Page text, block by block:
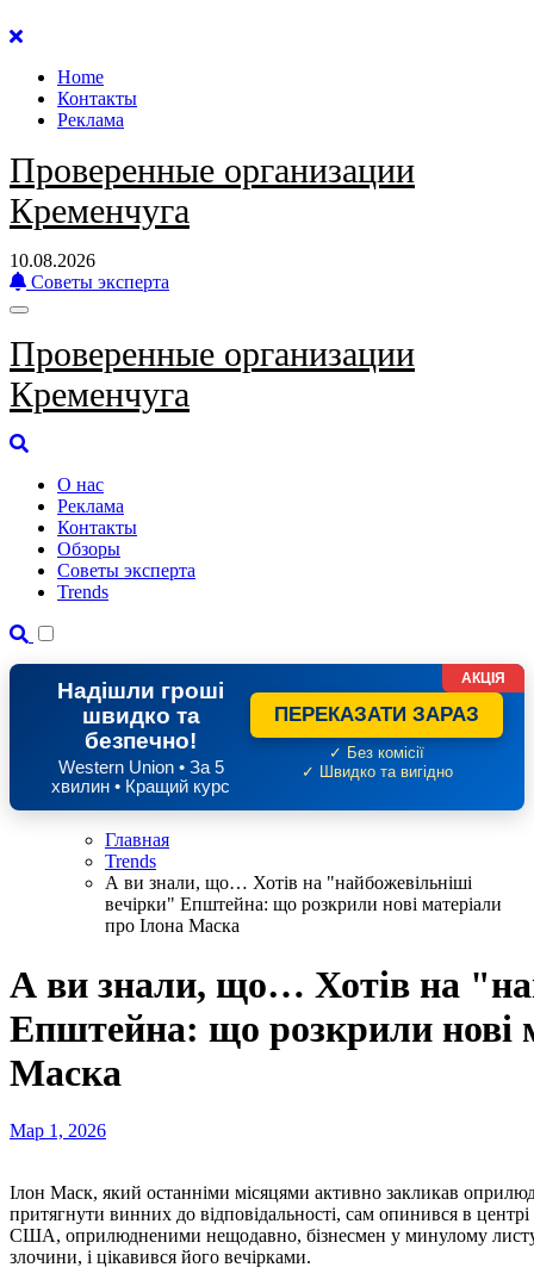
Перейти
содержанию
Home
Контакты
Реклама
Проверенные организации
Кременчуга
10.08.2026
Советы эксперта
Проверенные организации
Кременчуга
О нас
Реклама
Контакты
Обзоры
Советы эксперта
Trends
Надішли гроші
швидко та
безпечно!
Western Union • За 5
хвилин • Кращий курс
ПЕРЕКАЗАТИ ЗАРАЗ
✓ Без комісії
✓ Швидко та вигідно
АКЦІЯ
Главная
Trends
А ви знали, що… Хотів на "найбожевільніші
вечірки" Епштейна: що розкрили нові матеріали
про Ілона Маска
А ви знали, що… Хотів на
Епштейна: що розкрили нові
Маска
Мар 1, 2026
Ілон Маск, який останніми місяцями активно закликав
притягнути винних до відповідальності, сам опинився в
США, оприлюдненими нещодавно, бізнесмен у минулому
злочини, і цікавився його вечірками.